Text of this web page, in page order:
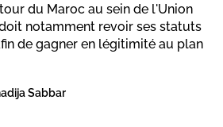
du Maroc au sein de l'Union
notamment revoir ses statuts
de gagner en légitimité au plan
Sabbar